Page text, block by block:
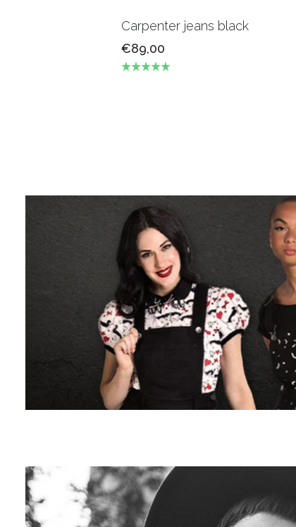
Carpenter jeans black
€89,00